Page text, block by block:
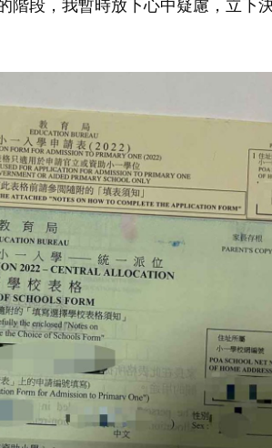
階段，我暫時放下心中疑慮，立下